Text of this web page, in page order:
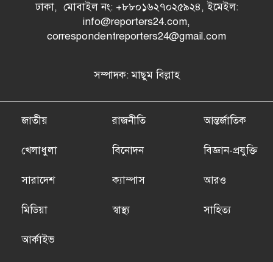
ঢাকা, মোবাইল নং: +৮৮০১৬২৭০২৫৯২৪, ইমেইল:
info@reporters24.com,
correspondentreporters24@gmail.com
সম্পাদক: মাছুম বিল্লাহ
জাতীয় রাজনীতি আন্তর্জাতিক
খেলাধুলা বিনোদন বিজ্ঞান-প্রযুক্তি
সারাদেশ ক্যাম্পাস আরও
মিডিয়া স্বাস্থ্য সাহিত্য
আর্কাইভ